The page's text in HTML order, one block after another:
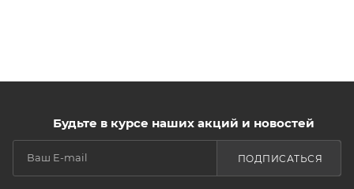
Будьте в курсе наших акций и новостей
ПОДПИСАТЬСЯ